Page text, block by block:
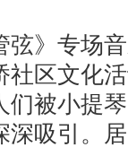
》专场音
区文化
们被小提
吸引。